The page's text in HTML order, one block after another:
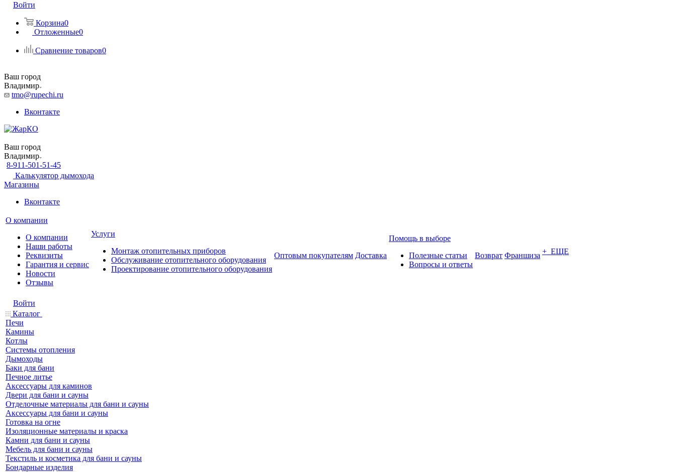
Войти
Корзина0
Отложенные0
Сравнение товаров0
Ваш город
Владимир
tmo@rupechi.ru
Вконтакте
Ваш город
Владимир
8-911-501-51-45
Калькулятор дымохода
Магазины
Вконтакте
О компании
О компании
Наши работы
Реквизиты
Гарантия и сервис
Новости
Отзывы
Услуги
Монтаж отопительных приборов
Обслуживание отопительного оборудования
Проектирование отопительного оборудования
Оптовым покупателям Доставка
Помощь в выборе
Полезные статьи
Вопросы и ответы
Возврат Франшиза + ЕЩЕ
Войти
Каталог
Печи
Камины
Котлы
Системы отопления
Дымоходы
Баки для бани
Печное литье
Аксессуары для каминов
Двери для бани и сауны
Отделочные материалы для бани и сауны
Аксессуары для бани и сауны
Готовка на огне
Изоляционные материалы и краска
Камни для бани и сауны
Мебель для бани и сауны
Текстиль и косметика для бани и сауны
Бондарные изделия